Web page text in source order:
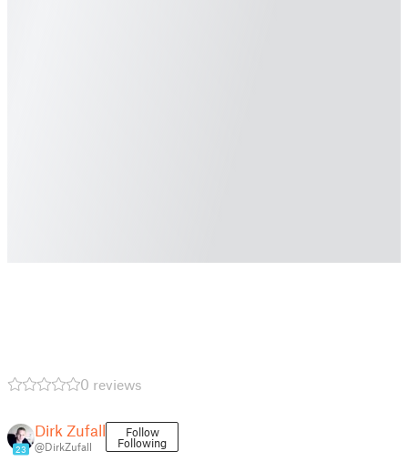
0 reviews
23
Dirk Zufall
@DirkZufall
Follow
Following